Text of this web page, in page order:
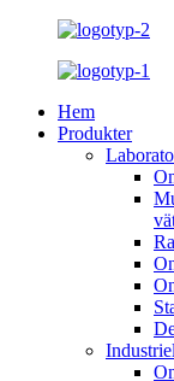
Hem
Produkter